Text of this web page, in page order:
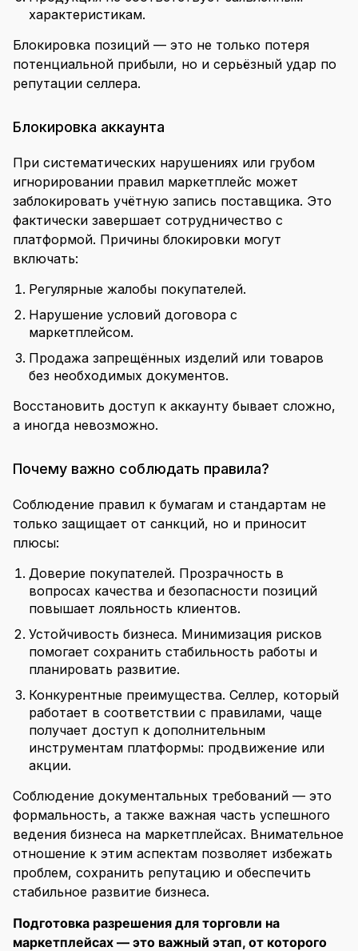
характеристикам.
Блокировка позиций — это не только потеря
потенциальной прибыли, но и серьёзный удар по
репутации селлера.
Блокировка аккаунта
При систематических нарушениях или грубом
игнорировании правил маркетплейс может
заблокировать учётную запись поставщика. Это
фактически завершает сотрудничество с
платформой. Причины блокировки могут
включать:
Регулярные жалобы покупателей.
Нарушение условий договора с
маркетплейсом.
Продажа запрещённых изделий или товаров
без необходимых документов.
Восстановить доступ к аккаунту бывает сложно,
а иногда невозможно.
Почему важно соблюдать правила?
Соблюдение правил к бумагам и стандартам не
только защищает от санкций, но и приносит
плюсы:
Доверие покупателей. Прозрачность в
вопросах качества и безопасности позиций
повышает лояльность клиентов.
Устойчивость бизнеса. Минимизация рисков
помогает сохранить стабильность работы и
планировать развитие.
Конкурентные преимущества. Селлер, который
работает в соответствии с правилами, чаще
получает доступ к дополнительным
инструментам платформы: продвижение или
акции.
Соблюдение документальных требований — это
формальность, а также важная часть успешного
ведения бизнеса на маркетплейсах. Внимательное
отношение к этим аспектам позволяет избежать
проблем, сохранить репутацию и обеспечить
стабильное развитие бизнеса.
Подготовка разрешения для торговли на
маркетплейсах — это важный этап, от которого